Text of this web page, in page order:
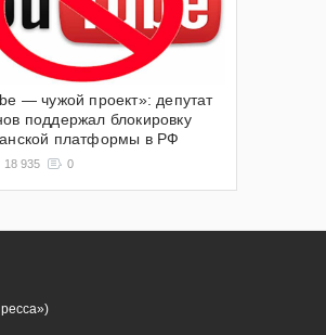
— чужой проект»: депутат
поддержал блокировку
платформы в РФ
18 935 0